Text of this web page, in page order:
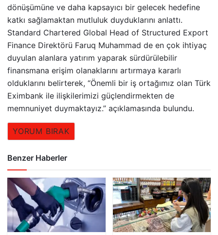
dönüşümüne ve daha kapsayıcı bir gelecek hedefine
katkı sağlamaktan mutluluk duyduklarını anlattı.
Standard Chartered Global Head of Structured Export
Finance Direktörü Faruq Muhammad de en çok ihtiyaç
duyulan alanlara yatırım yaparak sürdürülebilir
finansmana erişim olanaklarını artırmaya kararlı
olduklarını belirterek, “Önemli bir iş ortağımız olan Türk
Eximbank ile ilişkilerimizi güçlendirmekten de
memnuniyet duymaktayız.” açıklamasında bulundu.
YORUM BIRAK
Benzer Haberler